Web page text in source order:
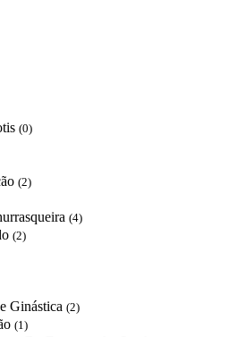
(0)
(2)
(4)
(2)
Ginástica (2)
(1)